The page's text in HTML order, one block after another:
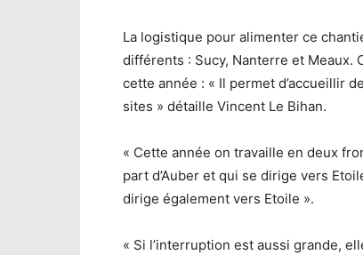
La logistique pour alimenter ce
différents : Sucy, Nanterre et Meaux.
cette année : « Il permet d’accueillir
sites » détaille Vincent Le Bihan.
« Cette année on travaille en deux
part d’Auber et qui se dirige vers
dirige également vers Etoile ».
« Si l’interruption est aussi grande,